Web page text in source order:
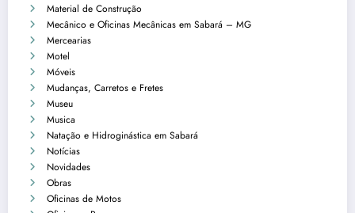
Material de Construção
Mecânico e Oficinas Mecânicas em Sabará – MG
Mercearias
Motel
Móveis
Mudanças, Carretos e Fretes
Museu
Musica
Natação e Hidroginástica em Sabará
Notícias
Novidades
Obras
Oficinas de Motos